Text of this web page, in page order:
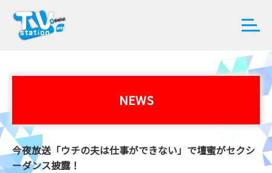
NEWS
今夜放送「ウチの夫は仕事ができない」で壇蜜がセクシ
ーダンス披露！